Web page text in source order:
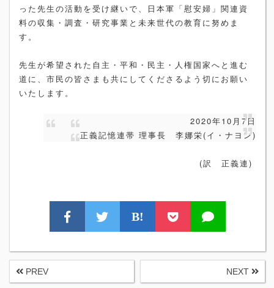
った先生の活動を受け継いで、日本軍「慰安婦」関連資
料の収集・調査・研究事業と未来世代の教育に努めま
す。
先生が希望された自主・平和・民主・人権国家へと進む
道に、市民の皆さまも共にしてくださるよう切にお願い
いたします。
2020年10月7日
正義記憶連帯 理事長 李娜栄(イ・ナヨン)
(訳 正義連)
B!
PREV NEXT